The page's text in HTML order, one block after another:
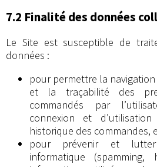
7.2 Finalité des données
Le Site est susceptible de
données :
pour permettre la
et la traçabilité des
commandés par
connexion et
historique des commandes,
pour prévenir et
informatique